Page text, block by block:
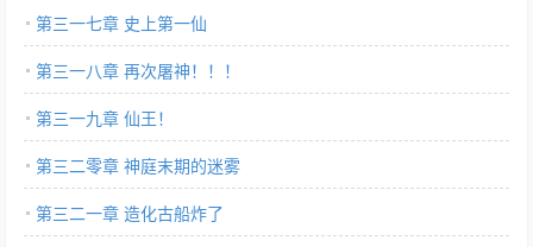
第三一七章 史上第一仙
第三一八章 再次屠神！！！
第三一九章 仙王！
第三二零章 神庭末期的迷雾
第三二一章 造化古船炸了